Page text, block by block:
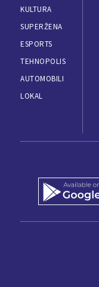
KULTURA
SUPERŽENA
ESPORTS
TEHNOPOLIS
AUTOMOBILI
LOKAL